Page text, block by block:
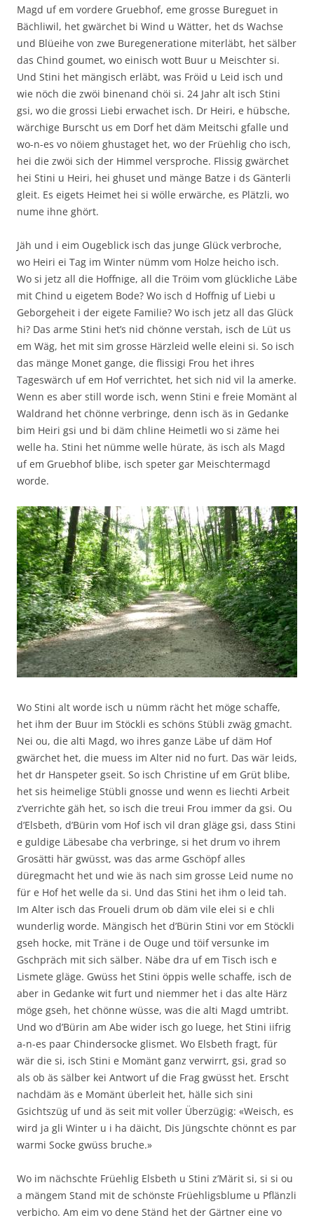
Magd uf em vordere Gruebhof, eme grosse Bureguet in
Bächliwil, het gwärchet bi Wind u Wätter, het ds Wachse
und Blüeihe von zwe Buregeneratione miterläbt, het sälber
das Chind goumet, wo einisch wott Buur u Meischter si.
Und Stini het mängisch erläbt, was Fröid u Leid isch und
wie nöch die zwöi binenand chöi si. 24 Jahr alt isch Stini
gsi, wo die grossi Liebi erwachet isch. Dr Heiri, e hübsche,
wärchige Burscht us em Dorf het däm Meitschi gfalle und
wo-n-es vo nöiem ghustaget het, wo der Früehlig cho isch,
hei die zwöi sich der Himmel versproche. Flissig gwärchet
hei Stini u Heiri, hei ghuset und mänge Batze i ds Gänterli
gleit. Es eigets Heimet hei si wölle erwärche, es Plätzli, wo
nume ihne ghört.
Jäh und i eim Ougeblick isch das junge Glück verbroche,
wo Heiri ei Tag im Winter nümm vom Holze heicho isch.
Wo si jetz all die Hoffnige, all die Tröim vom glückliche Läbe
mit Chind u eigetem Bode? Wo isch d Hoffnig uf Liebi u
Geborgeheit i der eigete Familie? Wo isch jetz all das Glück
hi? Das arme Stini het’s nid chönne verstah, isch de Lüt us
em Wäg, het mit sim grosse Härzleid welle eleini si. So isch
das mänge Monet gange, die flissigi Frou het ihres
Tageswärch uf em Hof verrichtet, het sich nid vil la amerke.
Wenn es aber still worde isch, wenn Stini e freie Momänt al
Waldrand het chönne verbringe, denn isch äs in Gedanke
bim Heiri gsi und bi däm chline Heimetli wo si zäme hei
welle ha. Stini het nümme welle hürate, äs isch als Magd
uf em Gruebhof blibe, isch speter gar Meischtermagd
worde.
Wo Stini alt worde isch u nümm rächt het möge schaffe,
het ihm der Buur im Stöckli es schöns Stübli zwäg gmacht.
Nei ou, die alti Magd, wo ihres ganze Läbe uf däm Hof
gwärchet het, die muess im Alter nid no furt. Das wär leids,
het dr Hanspeter gseit. So isch Christine uf em Grüt blibe,
het sis heimelige Stübli gnosse und wenn es liechti Arbeit
z’verrichte gäh het, so isch die treui Frou immer da gsi. Ou
d’Elsbeth, d’Bürin vom Hof isch vil dran gläge gsi, dass Stini
e guldige Läbesabe cha verbringe, si het drum vo ihrem
Grosätti här gwüsst, was das arme Gschöpf alles
düregmacht het und wie äs nach sim grosse Leid nume no
für e Hof het welle da si. Und das Stini het ihm o leid tah.
Im Alter isch das Froueli drum ob däm vile elei si e chli
wunderlig worde. Mängisch het d’Bürin Stini vor em Stöckli
gseh hocke, mit Träne i de Ouge und töif versunke im
Gschpräch mit sich sälber. Näbe dra uf em Tisch isch e
Lismete gläge. Gwüss het Stini öppis welle schaffe, isch de
aber in Gedanke wit furt und niemmer het i das alte Härz
möge gseh, het chönne wüsse, was die alti Magd umtribt.
Und wo d’Bürin am Abe wider isch go luege, het Stini iifrig
a-n-es paar Chindersocke glismet. Wo Elsbeth fragt, für
wär die si, isch Stini e Momänt ganz verwirrt, gsi, grad so
als ob äs sälber kei Antwort uf die Frag gwüsst het. Erscht
nachdäm äs e Momänt überleit het, hälle sich sini
Gsichtszüg uf und äs seit mit voller Überzügig: «Weisch, es
wird ja gli Winter u i ha däicht, Dis Jüngschte chönnt es par
warmi Socke gwüss bruche.»
Wo im nächschte Früehlig Elsbeth u Stini z’Märit si, si si ou
a mängem Stand mit de schönste Früehligsblume u Pflänzli
verbicho. Am eim vo dene Ständ het der Gärtner eine vo